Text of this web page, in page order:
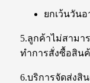
ยกเว้นวัน
5.ลูกค้าไม่สามา
ทำการสั่งซื้อสิน
6.บริการจัดส่งสิ